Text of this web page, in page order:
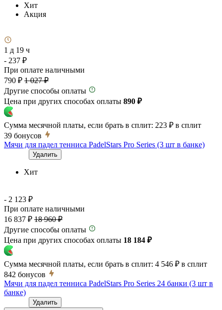
Хит
Акция
1 д 19 ч
- 237 ₽
При оплате наличными
790 ₽ 1 027 ₽
Другие способы оплаты
Цена при других способах оплаты 890 ₽
Сумма месячной платы, если брать в сплит: 223 ₽ в сплит
39 бонусов
Мячи для падел тенниса PadelStars Pro Series (3 шт в банке)
Удалить
Хит
- 2 123 ₽
При оплате наличными
16 837 ₽ 18 960 ₽
Другие способы оплаты
Цена при других способах оплаты 18 184 ₽
Сумма месячной платы, если брать в сплит: 4 546 ₽ в сплит
842 бонусов
Мячи для падел тенниса PadelStars Pro Series 24 банки (3 шт в
банке)
Удалить